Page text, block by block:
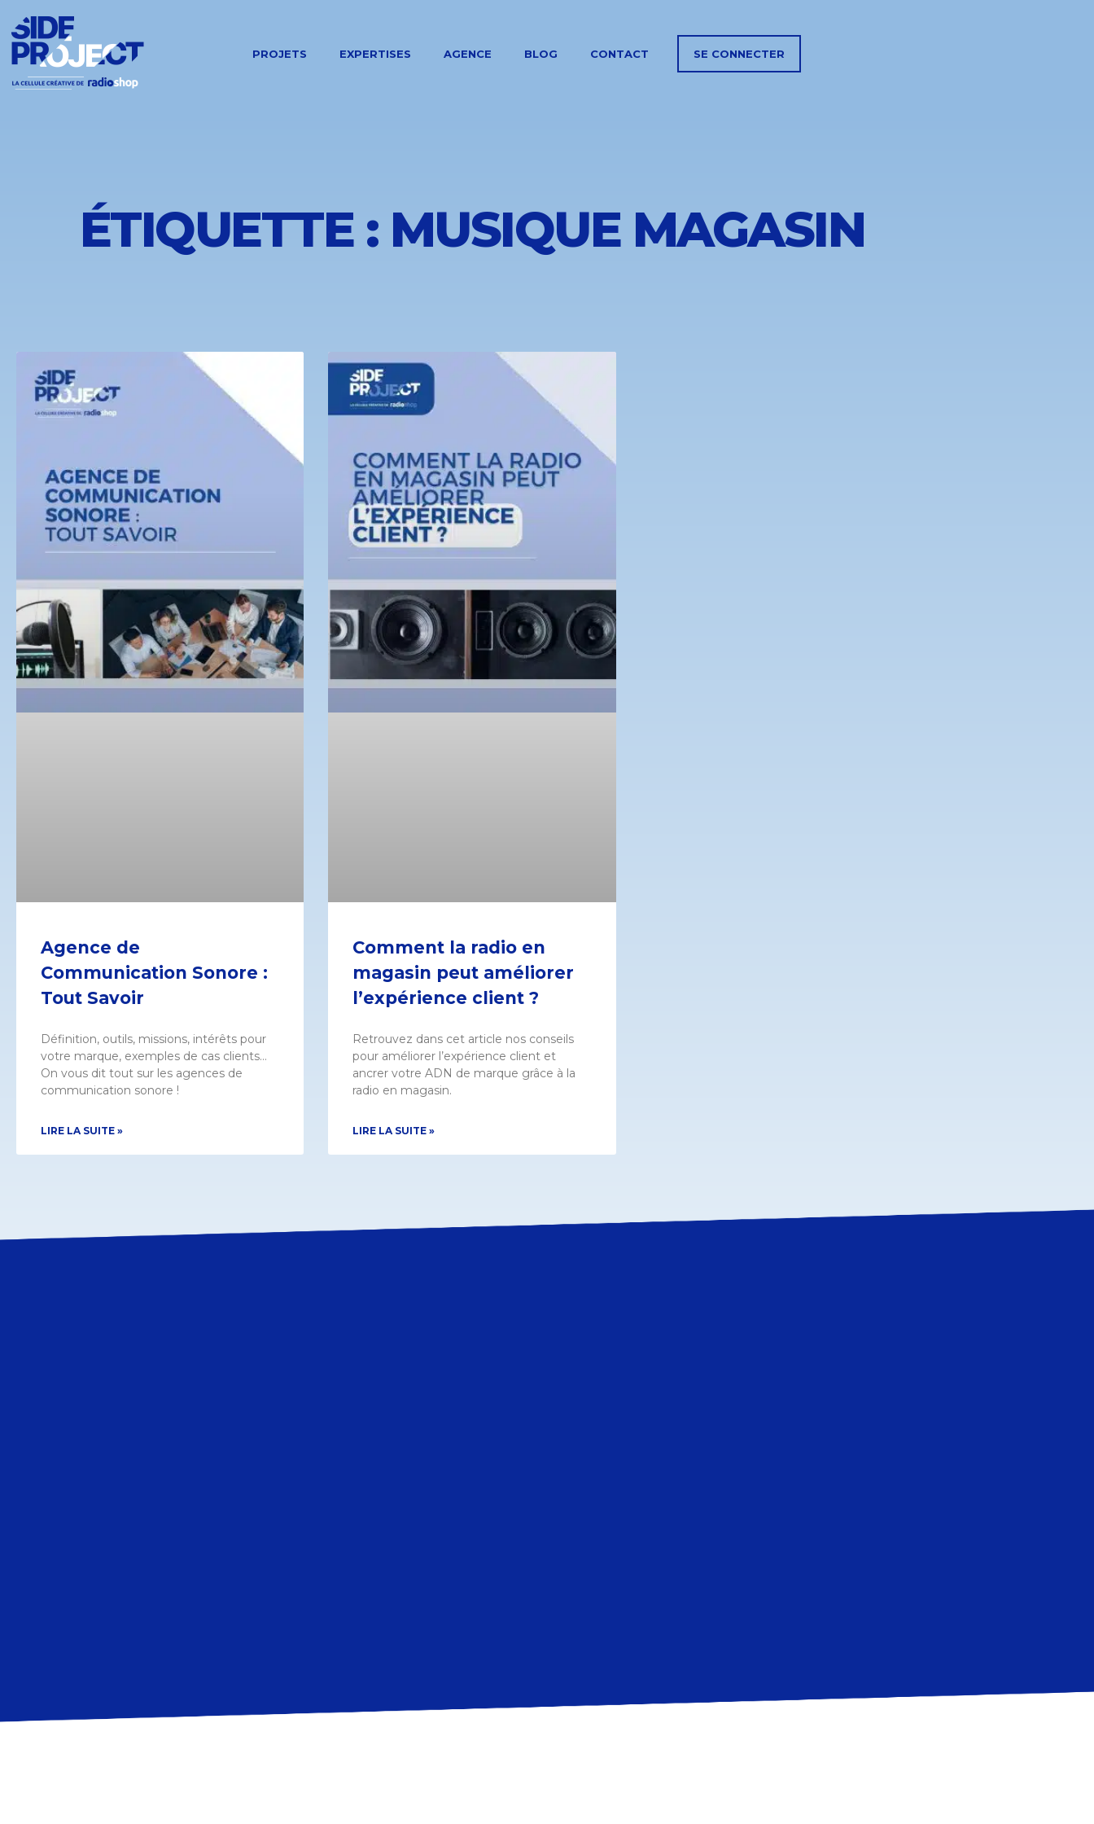
PROJETS EXPERTISES AGENCE BLOG CONTACT SE CONNECTER
ÉTIQUETTE : MUSIQUE MAGASIN
Agence de
Communication Sonore :
Tout Savoir
Définition, outils, missions, intérêts pour
votre marque, exemples de cas clients…
On vous dit tout sur les agences de
communication sonore !
LIRE LA SUITE »
Comment la radio en
magasin peut améliorer
l’expérience client ?
Retrouvez dans cet article nos conseils
pour améliorer l’expérience client et
ancrer votre ADN de marque grâce à la
radio en magasin.
LIRE LA SUITE »